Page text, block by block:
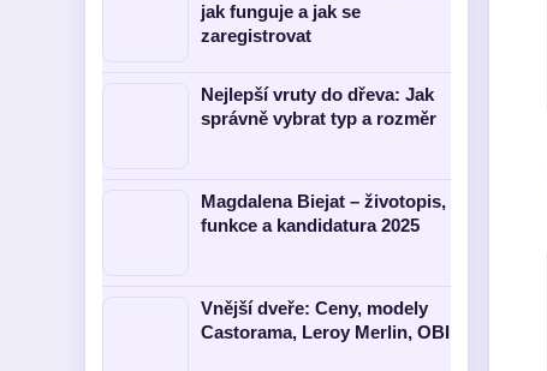
jak funguje a jak se
zaregistrovat
Nejlepší vruty do dřeva: Jak
správně vybrat typ a rozměr
Magdalena Biejat – životopis,
funkce a kandidatura 2025
Vnější dveře: Ceny, modely
Castorama, Leroy Merlin, OBI